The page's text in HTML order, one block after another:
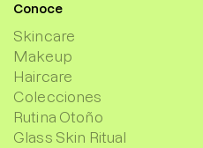
Conoce
Skincare
Makeup
Haircare
Colecciones
Rutina Otoño
Glass Skin Ritual